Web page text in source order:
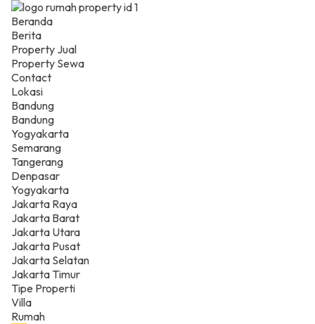
Beranda
Berita
Property Jual
Property Sewa
Contact
Lokasi
Bandung
Bandung
Yogyakarta
Semarang
Tangerang
Denpasar
Yogyakarta
Jakarta Raya
Jakarta Barat
Jakarta Utara
Jakarta Pusat
Jakarta Selatan
Jakarta Timur
Tipe Properti
Villa
Rumah